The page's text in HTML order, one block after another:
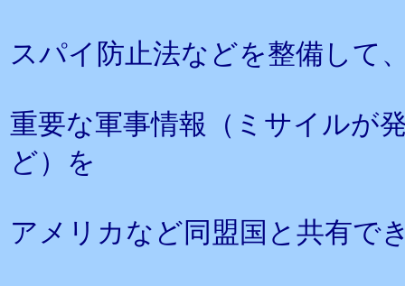
スパイ防止法などを整備して
重要な軍事情報（ミサイルが
ど）を
アメリカなど同盟国と共有で